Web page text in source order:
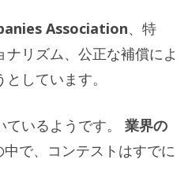
Association、特
リズム、公正な補償によ
しています。
いるようです。 業界の
で、コンテストはすでに